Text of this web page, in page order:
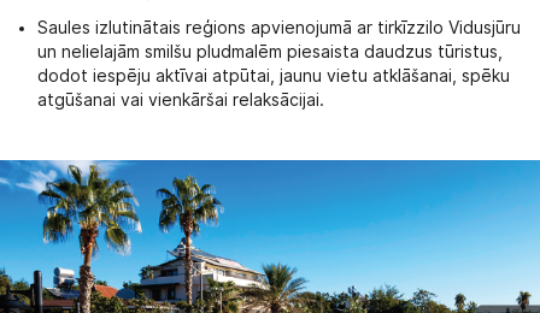
Saules izlutinātais reģions apvienojumā ar tirkīzzilo Vidusjūru
un nelielajām smilšu pludmalēm piesaista daudzus tūristus,
dodot iespēju aktīvai atpūtai, jaunu vietu atklāšanai, spēku
atgūšanai vai vienkāršai relaksācijai.